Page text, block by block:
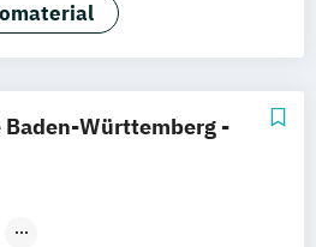
Care Management
Baden-Württemberg -